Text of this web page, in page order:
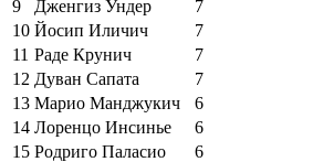
9
Дженгиз Ундер
7
10 Йосип Иличич
7
11 Раде Крунич
7
12 Дуван Сапата
7
13 Марио Манджукич
6
14 Лоренцо Инсинье
6
15 Родриго Паласио 6